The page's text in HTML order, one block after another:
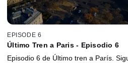
EPISODE 6
Último Tren a Paris - Episodio 6
Episodio 6 de Último tren a París.